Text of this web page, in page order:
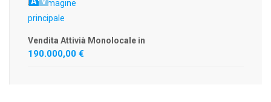
Vendita Attivià Monolocale in
190.000,00 €